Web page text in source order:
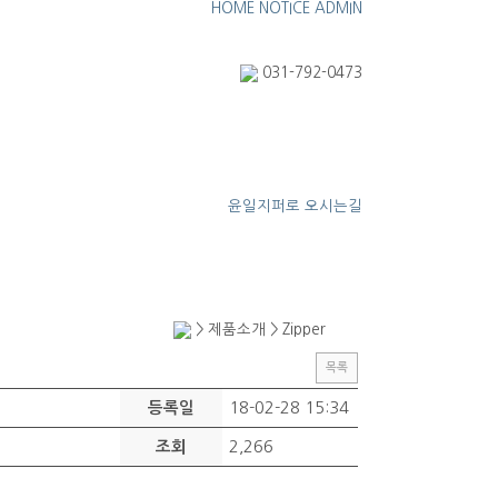
HOME NOTICE ADMIN
031-792-0473
윤일지퍼로 오시는길
> 제품소개 > Zipper
목록
등록일 18-02-28 15:34
조회 2,266